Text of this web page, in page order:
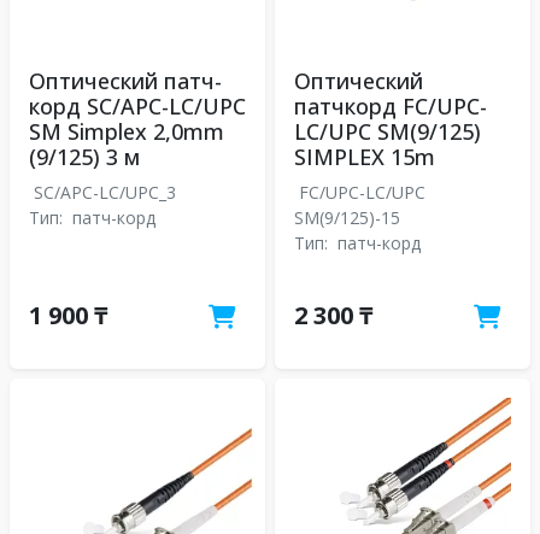
Оптический патч-
корд SC/APC-LC/UPC
SM Simplex 2,0mm
(9/125) 3 м
SC/APC-LC/UPC_3
Тип: патч-корд
1 900 ₸
Оптический
патчкорд FC/UPC-
LC/UPC SM(9/125)
SIMPLEX 15m
FC/UPC-LC/UPC
SM(9/125)-15
Тип: патч-корд
2 300 ₸